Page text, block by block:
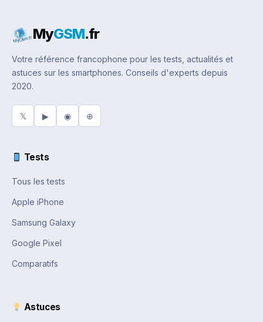
MyGSM.fr
Votre référence francophone pour les tests, actualités et
astuces sur les smartphones. Conseils d'experts depuis
2020.
𝕏 ▶ ◉ ⊕
Tests
Tous les tests
Apple iPhone
Samsung Galaxy
Google Pixel
Comparatifs
Astuces